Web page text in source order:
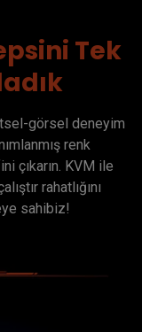
Tek
görsel deneyim
renk
çıkarın. KVM ile
rahatlığını
sahibiz!